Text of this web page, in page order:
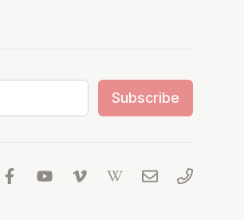
Subscribe